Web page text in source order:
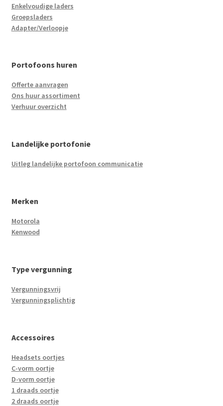
Enkelvoudige laders
Groepsladers
Adapter/Verloopje
Portofoons huren
Offerte aanvragen
Ons huur assortiment
Verhuur overzicht
Landelijke portofonie
Uitleg landelijke portofoon communicatie
Merken
Motorola
Kenwood
Type vergunning
Vergunningsvrij
Vergunningsplichtig
Accessoires
Headsets oortjes
C-vorm oortje
D-vorm oortje
1 draads oortje
2 draads oortje